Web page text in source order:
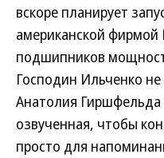
вскоре планирует
американской фирмой
подшипников
Господин Ильченко
Анатолия Гиршфельда
озвученная, чтобы
просто для